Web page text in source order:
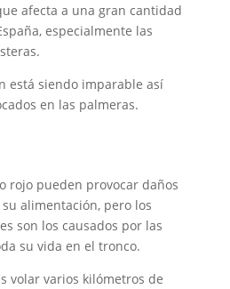
afecta a una gran cantidad
especialmente las
está siendo imparable así
en las palmeras.
rojo pueden provocar daños
alimentación, pero los
son los causados por las
su vida en el tronco.
volar varios kilómetros de